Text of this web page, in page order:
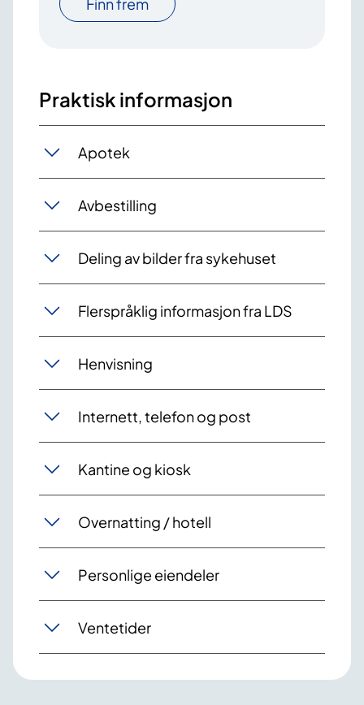
Praktisk informasjon
Apotek
Avbestilling
Deling av bilder fra sykehuset
Flerspråklig informasjon fra LDS
Henvisning
Internett, telefon og post
Kantine og kiosk
Overnatting / hotell
Personlige eiendeler
Ventetider